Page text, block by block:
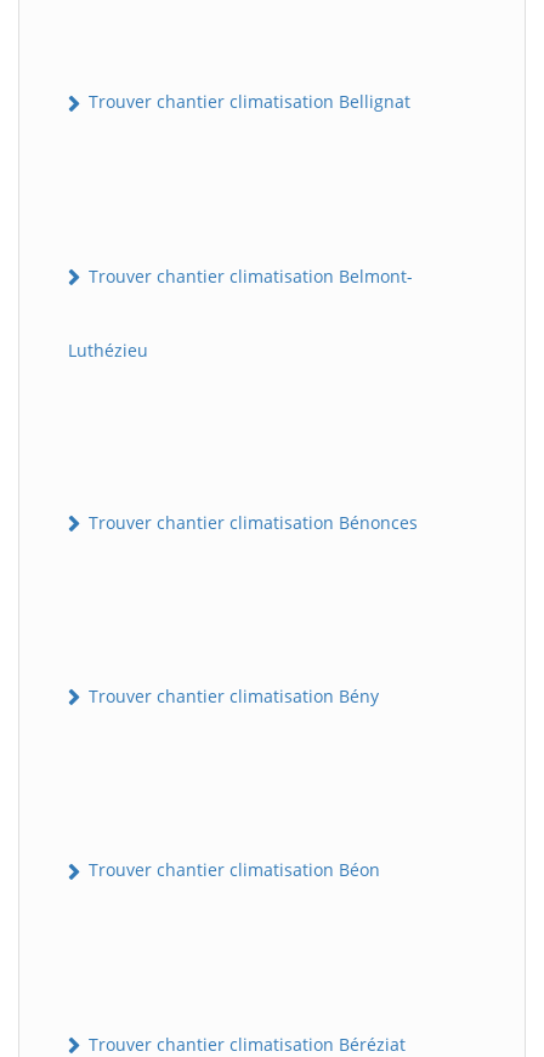
Trouver chantier climatisation Bellignat
Trouver chantier climatisation Belmont-
Luthézieu
Trouver chantier climatisation Bénonces
Trouver chantier climatisation Bény
Trouver chantier climatisation Béon
Trouver chantier climatisation Béréziat